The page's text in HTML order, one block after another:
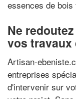
essences de
Ne
vos travaux
Artisan-
entreprises
d'intervenir sur